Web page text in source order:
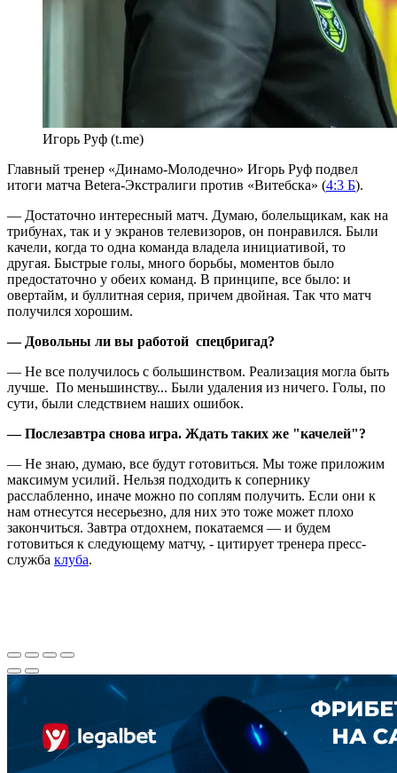
Игорь Руф (t.me)
Главный тренер «Динамо-Молодечно» Игорь Руф подвел
итоги матча Betera-Экстралиги против «Витебска» (4:3 Б).
— Достаточно интересный матч. Думаю, болельщикам, как на
трибунах, так и у экранов телевизоров, он понравился. Были
качели, когда то одна команда владела инициативой, то
другая. Быстрые голы, много борьбы, моментов было
предостаточно у обеих команд. В принципе, все было: и
овертайм, и буллитная серия, причем двойная. Так что матч
получился хорошим.
— Довольны ли вы работой спецбригад?
— Не все получилось с большинством. Реализация могла быть
лучше. По меньшинству... Были удаления из ничего. Голы, по
сути, были следствием наших ошибок.
— Послезавтра снова игра. Ждать таких же "качелей"?
— Не знаю, думаю, все будут готовиться. Мы тоже приложим
максимум усилий. Нельзя подходить к сопернику
расслабленно, иначе можно по соплям получить. Если они к
нам отнесутся несерьезно, для них это тоже может плохо
закончиться. Завтра отдохнем, покатаемся — и будем
готовиться к следующему матчу, - цитирует тренера пресс-
служба клуба.